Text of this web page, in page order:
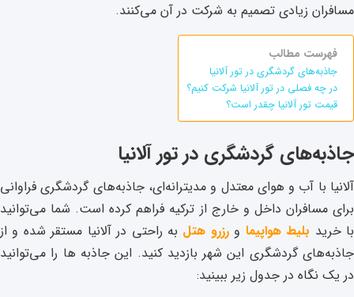
مسافران زیادی تصمیم به شرکت در آن می‌کنند.
فهرست مطالب
جاذبه‌های گردشگری در تور آلانیا
در چه فصلی در تور آلانیا شرکت کنیم؟
قیمت تور آلانیا چقدر است؟
جاذبه‌های گردشگری در تور آلانیا
آلانیا با آب و هوای معتدل و مدیترانه‌ای، جاذبه‌های گردشگری فراوانی
برای مسافران داخل و خارج از ترکیه فراهم کرده است. شما می‌توانید
با خرید بلیط هواپیما ورزرو هتل به راحتی در آلانیا مستقر شده و از
جاذبه‌های گردشگری این شهر بازدید کنید. این جاذبه ها را می‌توانید
در یک نگاه در جدول زیر ببینید: